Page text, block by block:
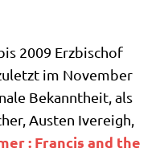
2009 Erz­bi­schof
im Novem­ber
Bekannt­heit, als
Austen Ive­reigh,
: Fran­cis and the